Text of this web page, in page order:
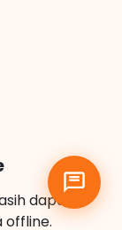
dapat
offline.